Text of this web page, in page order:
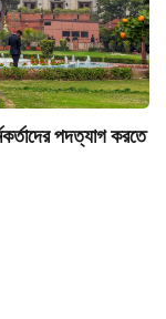
পদত্যাগ করতে